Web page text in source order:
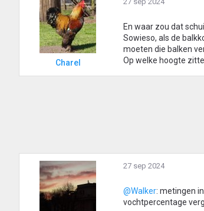
Charel
En waar zou dat
Sowieso, als de
moeten die balken
Op welke hoogte
27 sep 2024
@Walker: metingen
vochtpercentage